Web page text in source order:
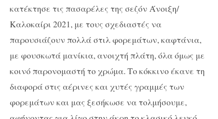
κατέκτησε τις πασαρέλες της σεζόν Άνοιξη/
Καλοκαίρι 2021, με τους σχεδιαστές να
παρουσιάζουν πολλά στιλ φορεμάτων, καφτάνια,
με φουσκωτά μανίκια, ανοιχτή πλάτη, όλα όμως με
κοινό παρονομαστή το χρώμα. Το κόκκινο έκανε τη
διαφορά στις αέρινες και χυτές γραμμές των
φορεμάτων και μας ξεσήκωσε να τολμήσουμε,